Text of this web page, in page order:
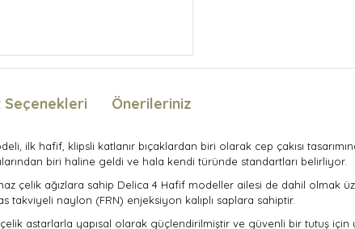
Seçenekleri Önerileriniz
ilk hafif, klipsli katlanır bıçaklardan biri olarak cep çakısı
biri haline geldi ve hala kendi türünde standartları belirliyor.
çelik ağızlara sahip Delica 4 Hafif modeller ailesi de dahil olmak
takviyeli naylon (FRN) enjeksiyon kalıplı saplara sahiptir.
astarlarla yapısal olarak güçlendirilmiştir ve güvenli bir tutuş